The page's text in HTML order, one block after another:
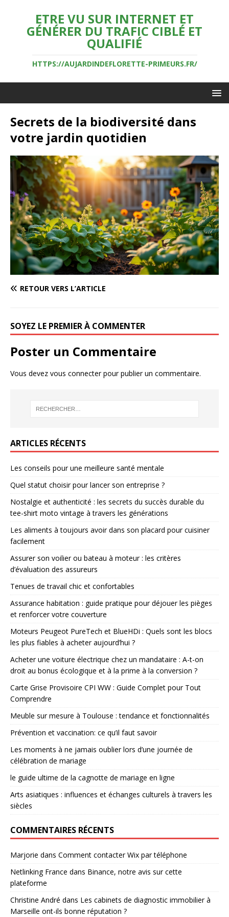
ETRE VU SUR INTERNET ET
GÉNÉRER DU TRAFIC CIBLÉ ET
QUALIFIÉ
HTTPS://AUJARDINDEFLORETTE-PRIMEURS.FR/
Secrets de la biodiversité dans
votre jardin quotidien
RETOUR VERS L’ARTICLE
SOYEZ LE PREMIER À COMMENTER
Poster un Commentaire
Vous devez vous connecterpour publier un commentaire.
ARTICLES RÉCENTS
Les conseils pour une meilleure santé mentale
Quel statut choisir pour lancer son entreprise ?
Nostalgie et authenticité : les secrets du succès durable du
tee-shirt moto vintage à travers les générations
Les aliments à toujours avoir dans son placard pour cuisiner
facilement
Assurer son voilier ou bateau à moteur : les critères
d’évaluation des assureurs
Tenues de travail chic et confortables
Assurance habitation : guide pratique pour déjouer les pièges
et renforcer votre couverture
Moteurs Peugeot PureTech et BlueHDi : Quels sont les blocs
les plus fiables à acheter aujourd’hui ?
Acheter une voiture électrique chez un mandataire : A-t-on
droit au bonus écologique et à la prime à la conversion ?
Carte Grise Provisoire CPI WW : Guide Complet pour Tout
Comprendre
Meuble sur mesure à Toulouse : tendance et fonctionnalités
Prévention et vaccination: ce qu’il faut savoir
Les moments à ne jamais oublier lors d’une journée de
célébration de mariage
le guide ultime de la cagnotte de mariage en ligne
Arts asiatiques : influences et échanges culturels à travers les
siècles
COMMENTAIRES RÉCENTS
Marjorie dans Comment contacter Wix par téléphone
Netlinking France dans Binance, notre avis sur cette
plateforme
Christine André dans Les cabinets de diagnostic immobilier à
Marseille ont-ils bonne réputation ?